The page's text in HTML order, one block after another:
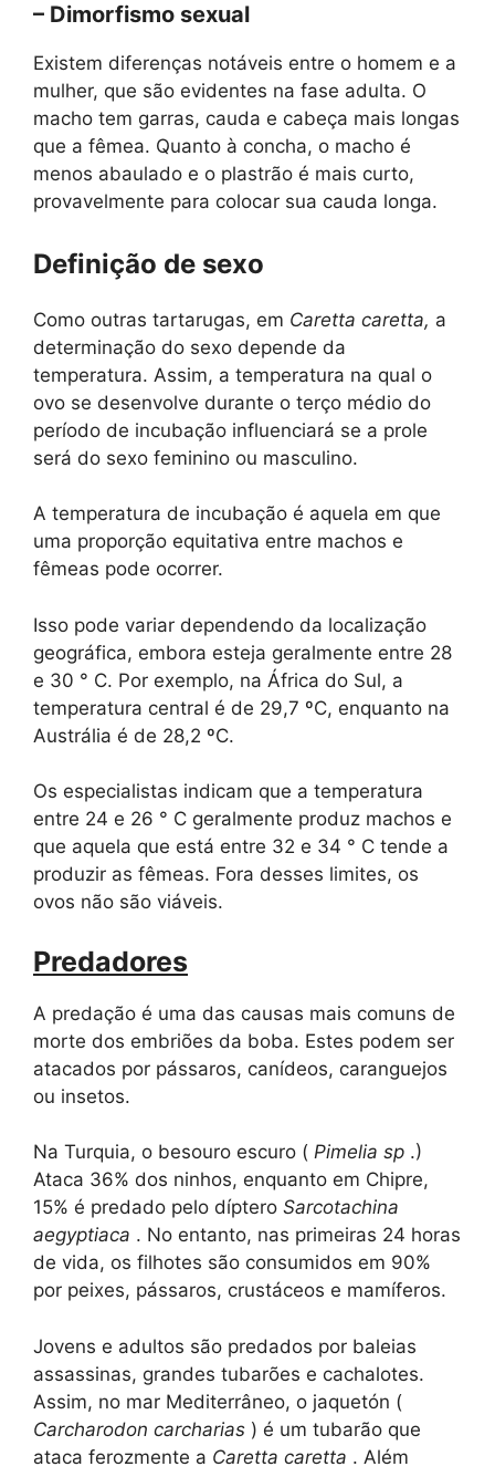
– Dimorfismo sexual
Existem diferenças notáveis ​​entre o homem e a
mulher, que são evidentes na fase adulta. O
macho tem garras, cauda e cabeça mais longas
que a fêmea. Quanto à concha, o macho é
menos abaulado e o plastrão é mais curto,
provavelmente para colocar sua cauda longa.
Definição de sexo
Como outras tartarugas, em Caretta caretta, a
determinação do sexo depende da
temperatura. Assim, a temperatura na qual o
ovo se desenvolve durante o terço médio do
período de incubação influenciará se a prole
será do sexo feminino ou masculino.
A temperatura de incubação é aquela em que
uma proporção equitativa entre machos e
fêmeas pode ocorrer.
Isso pode variar dependendo da localização
geográfica, embora esteja geralmente entre 28
e 30 ° C. Por exemplo, na África do Sul, a
temperatura central é de 29,7 ºC, enquanto na
Austrália é de 28,2 ºC.
Os especialistas indicam que a temperatura
entre 24 e 26 ° C geralmente produz machos e
que aquela que está entre 32 e 34 ° C tende a
produzir as fêmeas. Fora desses limites, os
ovos não são viáveis.
Predadores
A predação é uma das causas mais comuns de
morte dos embriões da boba. Estes podem ser
atacados por pássaros, canídeos, caranguejos
ou insetos.
Na Turquia, o besouro escuro ( Pimelia sp .)
Ataca 36% dos ninhos, enquanto em Chipre,
15% é predado pelo díptero Sarcotachina
aegyptiaca . No entanto, nas primeiras 24 horas
de vida, os filhotes são consumidos em 90%
por peixes, pássaros, crustáceos e mamíferos.
Jovens e adultos são predados por baleias
assassinas, grandes tubarões e cachalotes.
Assim, no mar Mediterrâneo, o jaquetón (
Carcharodon carcharias ) é um tubarão que
ataca ferozmente a Caretta caretta . Além